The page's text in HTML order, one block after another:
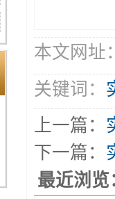
本文网址
关键词：
上一篇：
下一篇：
最近浏览